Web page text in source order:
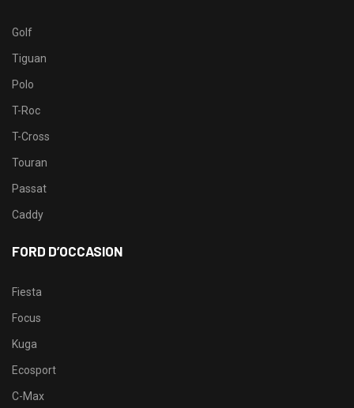
Golf
Tiguan
Polo
T-Roc
T-Cross
Touran
Passat
Caddy
FORD D’OCCASION
Fiesta
Focus
Kuga
Ecosport
C-Max